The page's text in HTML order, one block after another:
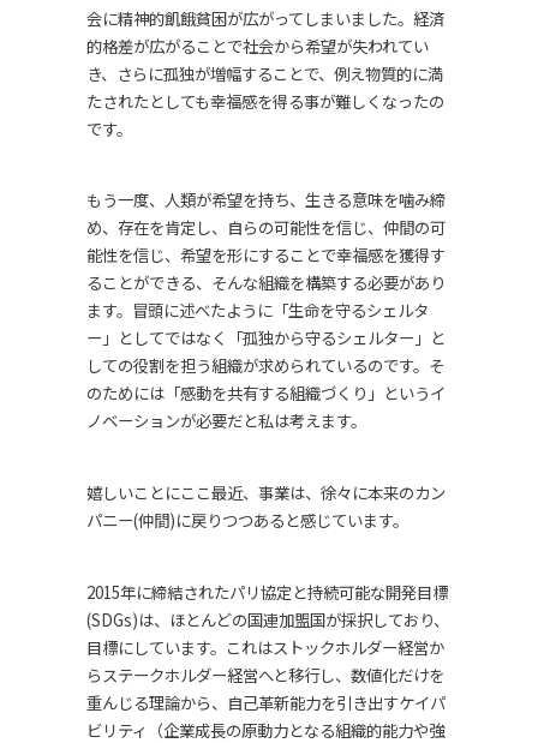
会に精神的飢餓貧困が広がってしまいました。経済
的格差が広がることで社会から希望が失われてい
き、さらに孤独が増幅することで、例え物質的に満
たされたとしても幸福感を得る事が難しくなったの
です。
もう一度、人類が希望を持ち、生きる意味を噛み締
め、存在を肯定し、自らの可能性を信じ、仲間の可
能性を信じ、希望を形にすることで幸福感を獲得す
ることができる、そんな組織を構築する必要があり
ます。冒頭に述べたように「生命を守るシェルタ
ー」としてではなく「孤独から守るシェルター」と
しての役割を担う組織が求められているのです。そ
のためには「感動を共有する組織づくり」というイ
ノベーションが必要だと私は考えます。
嬉しいことにここ最近、事業は、徐々に本来のカン
パニー(仲間)に戻りつつあると感じています。
2015年に締結されたパリ協定と持続可能な開発目標
(SDGs)は、ほとんどの国連加盟国が採択しており、
目標にしています。これはストックホルダー経営か
らステークホルダー経営へと移行し、数値化だけを
重んじる理論から、自己革新能力を引き出すケイパ
ビリティ（企業成長の原動力となる組織的能力や強